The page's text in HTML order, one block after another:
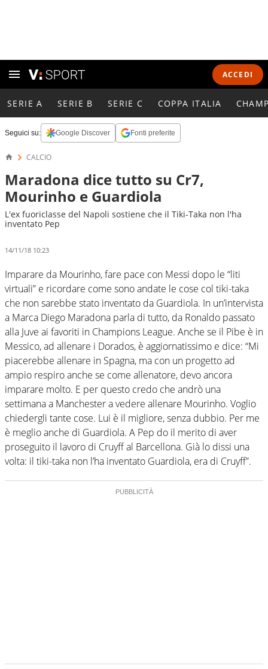
ACCEDI
SERIE A SERIE B SERIE C COPPA ITALIA
Seguici su: Google Discover Fonti preferite
CALCIO
Maradona dice tutto su Cr7,
Mourinho e Guardiola
L'ex fuoriclasse del Napoli sostiene che il Tiki-Taka non l'ha
inventato Pep
14/11/18 10:23
Imparare da Mourinho, fare pace con Messi dopo le “liti
virtuali” e ricordare come sono andate le cose col tiki-taka
che non sarebbe stato inventato da Guardiola. In un’intervista
a Marca Diego Maradona parla di tutto, da Ronaldo passato
alla Juve ai favoriti in Champions League. Anche se il Pibe è in
Messico, ad allenare i Dorados, è aggiornatissimo e dice: “Mi
piacerebbe allenare in Spagna, ma con un progetto ad
ampio respiro anche se come allenatore, devo ancora
imparare molto. E per questo credo che andrò una
settimana a Manchester a vedere allenare Mourinho. Voglio
chiedergli tante cose. Lui è il migliore, senza dubbio. Per me
è meglio anche di Guardiola. A Pep do il merito di aver
proseguito il lavoro di Cruyff al Barcellona. Già lo dissi una
volta: il tiki-taka non l’ha inventato Guardiola, era di Cruyff”.